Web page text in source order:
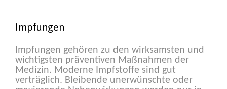
Impfungen
Impfungen gehören zu den wirksamsten und
wichtigsten präventiven Maßnahmen der
Medizin. Moderne Impfstoffe sind gut
verträglich. Bleibende unerwünschte oder